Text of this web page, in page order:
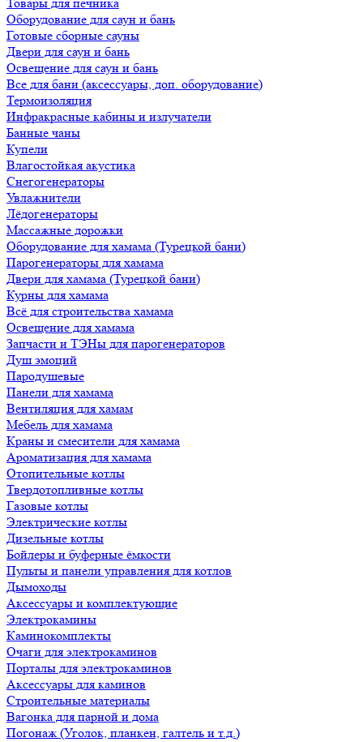
Оборудование для саун и бань
Готовые сборные сауны
Двери для саун и бань
Освещение для саун и бань
Все для бани (аксессуары, доп. оборудование)
Термоизоляция
Инфракрасные кабины и излучатели
Банные чаны
Купели
Влагостойкая акустика
Снегогенераторы
Увлажнители
Лёдогенераторы
Массажные дорожки
Оборудование для хамама (Турецкой бани)
Парогенераторы для хамама
Двери для хамама (Турецкой бани)
Курны для хамама
Всё для строительства хамама
Освещение для хамама
Запчасти и ТЭНы для парогенераторов
Душ эмоций
Пародушевые
Панели для хамама
Вентиляция для хамам
Мебель для хамама
Краны и смесители для хамама
Ароматизация для хамама
Отопительные котлы
Твердотопливные котлы
Газовые котлы
Электрические котлы
Дизельные котлы
Бойлеры и буферные ёмкости
Пульты и панели управления для котлов
Дымоходы
Аксессуары и комплектующие
Электрокамины
Каминокомплекты
Очаги для электрокаминов
Порталы для электрокаминов
Аксессуары для каминов
Строительные материалы
Вагонка для парной и дома
Погонаж (Уголок, планкен, галтель и т.д.)